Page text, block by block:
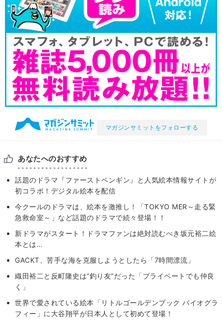
マガジンサミットをフォローする
あなたへのおすすめ
話題のドラマ『ファーストペンギン』と人気絵本情報サイトが
初コラボ！デジタル絵本を配信
今クールのドラマは、絵本を激推し！「TOKYO MER～走る緊
急救命室～」など話題のドラマで続々登場！！
新ドラマがスタート！ドラマファンは絶対読むべき坂元裕二絵
本とは…
GACKT、苦手な海を克服しようとしたら「7時間漂流」
織田裕二と反町隆史は“釣り友”だった「プライベートでも仲良
く」
世界で愛されている絵本「リトルゴールデンブック バイオグラ
フィー」に大谷翔平が日本人として初めて登場！